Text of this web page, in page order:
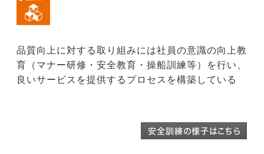
品質向上に対する取り組みには社員の意識の向上教
育（マナー研修・安全教育・操船訓練等）を行い、
良いサービスを提供するプロセスを構築している
安全訓練の様子はこちら